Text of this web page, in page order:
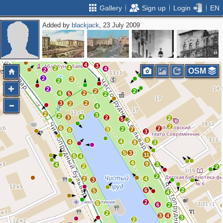
Gallery Sign up Login EN
Added by blackjack, 23 July 2009
2
3
4
2
6
3
2
4 2
2
3
11
2
3
9
8
4
7 3
2
2
2
5
2
3
2
3
4
2
2
2
2
2
4
3
4
3
2
2
5
3
4
2
2
2
2 2 4
2
2 2
3
6
4
5
4
6
4
4
2
3
2
5
5 3
4
9
4 2
6
2
5
OSM